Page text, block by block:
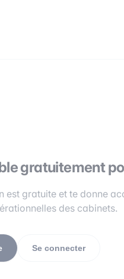
gratuitement
est gratuite et te donne
des cabinets.
Se connecter